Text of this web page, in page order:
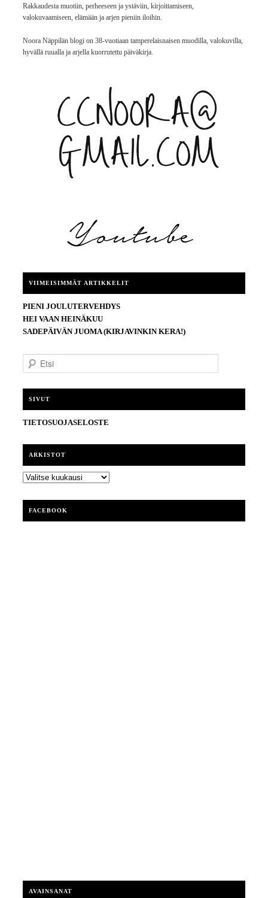
Rakkaudesta muotiin, perheeseen ja ystäviin, kirjoittamiseen,
valokuvaamiseen, elämään ja arjen pieniin iloihin.
Noora Näppilän blogi on 38-vuotiaan tamperelaisnaisen muodilla, valokuvilla,
hyvällä ruualla ja arjella kuorrutettu päiväkirja.
VIIMEISIMMÄT ARTIKKELIT
PIENI JOULUTERVEHDYS
HEI VAAN HEINÄKUU
SADEPÄIVÄN JUOMA (KIRJAVINKIN KERA!)
SIVUT
TIETOSUOJASELOSTE
ARKISTOT
ARKISTOT
FACEBOOK
AVAINSANAT